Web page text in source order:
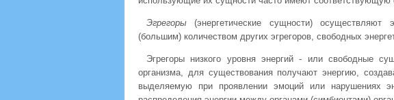
Эгрегоры (энергетические сущности) осуществляют
(большим) количеством других эгрегоров, свободных
Эгрегоры низкого уровня энергий - или свободные
организма, для существования получают энергию,
выделяемую при проявлении эмоций или нарушениях